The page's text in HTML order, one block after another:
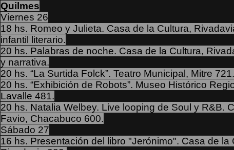
Quilmes
Viernes 26
18 hs. Romeo y Julieta. Casa de la Cultura,
infantil literario.
20 hs. Palabras de noche. Casa de la Cultura,
y narrativa.
20 hs. “La Surtida Folck”. Teatro Municipal, Mitre
20 hs. “Exhibición de Robots”. Museo Histórico
Lavalle 481.
20 hs. Natalia Welbey. Live looping de Soul y R&B.
Favio, Chacabuco 600.
Sábado 27
16 hs. Presentación del libro "Jerónimo". Casa de la